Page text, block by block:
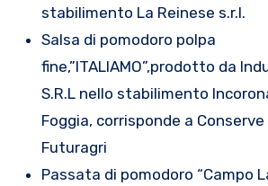
stabilimento La Reinese s.r.l.
Salsa di pomodoro polpa
fine,”ITALIAMO”,prodotto da
S.R.L nello stabilimento
Foggia, corrisponde a
Futuragri
Passata di pomodoro “Campo